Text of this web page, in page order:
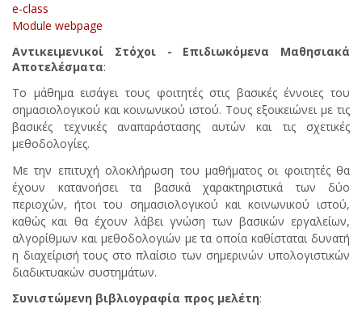
e-class
Module webpage
Αντικειμενικοί Στόχοι - Επιδιωκόμενα Μαθησιακά
Αποτελέσματα:
Το μάθημα εισάγει τους φοιτητές στις βασικές έννοιες του
σημασιολογικού και κοινωνικού ιστού. Τους εξοικειώνει με τις
βασικές τεχνικές αναπαράστασης αυτών και τις σχετικές
μεθοδολογίες.
Με την επιτυχή ολοκλήρωση του μαθήματος οι φοιτητές θα
έχουν κατανοήσει τα βασικά χαρακτηριστικά των δύο
περιοχών, ήτοι του σημασιολογικού και κοινωνικού ιστού,
καθώς και θα έχουν λάβει γνώση των βασικών εργαλείων,
αλγορίθμων και μεθοδολογιών με τα οποία καθίσταται δυνατή
η διαχείρισή τους στο πλαίσιο των σημερινών υπολογιστικών
διαδικτυακών συστημάτων.
Συνιστώμενη βιβλιογραφία προς μελέτη: